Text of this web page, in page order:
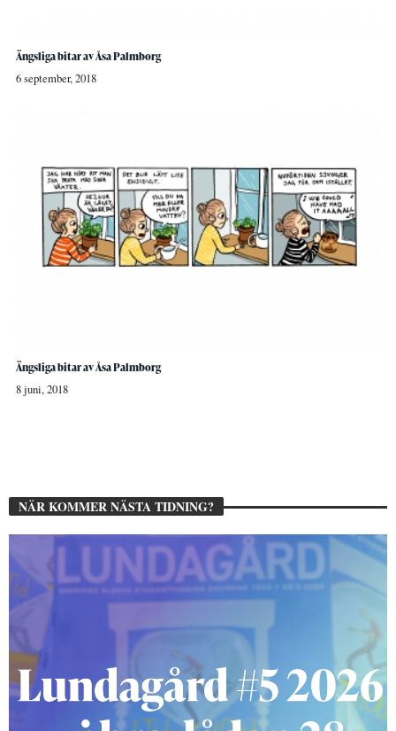
Ängsliga bitar av Åsa Palmborg
6 september, 2018
Ängsliga bitar av Åsa Palmborg
8 juni, 2018
NÄR KOMMER NÄSTA TIDNING?